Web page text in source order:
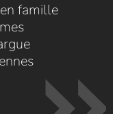
famille